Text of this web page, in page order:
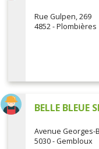
Rue Gulpen, 269
4852 - Plombières
BELLE BLEUE
Avenue Georges-
5030 - Gembloux